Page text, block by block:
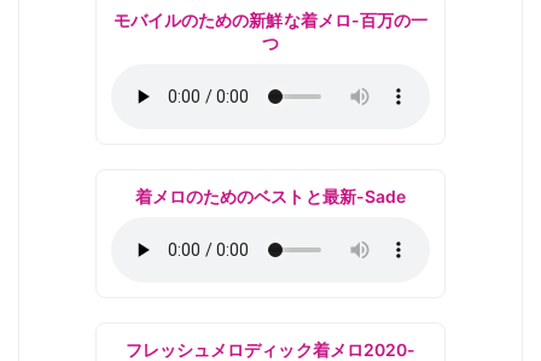
モバイルのための新鮮な着メロ-百万の一
つ
着メロのためのベストと最新-Sade
フレッシュメロディック着メロ2020-